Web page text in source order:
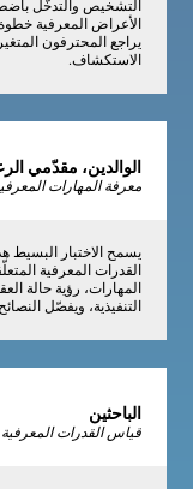
التشخيص والتدخّل
الأعراض المعرفية
يراجع المحترفون
الاستكشاف.
الوالدين، مقدّمي
معرفة المهارات
يسمح الاختبار البسيط
القدرات المعرفية
المهارات، رؤية حالة
التنفيذية، ويفصّل
الباحثين
قياس القدرات